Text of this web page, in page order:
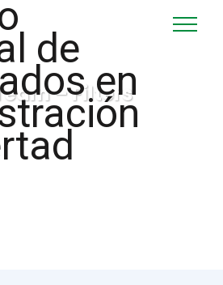
– Filters